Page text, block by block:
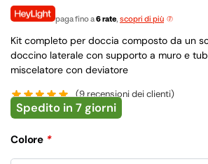
paga fino a6 rate, scopri di più
Kit completo per doccia composto da un
doccino laterale con supporto a muro e
miscelatore con deviatore
(9recensioni dei clienti)
Spedito in 7 giorni
Colore *